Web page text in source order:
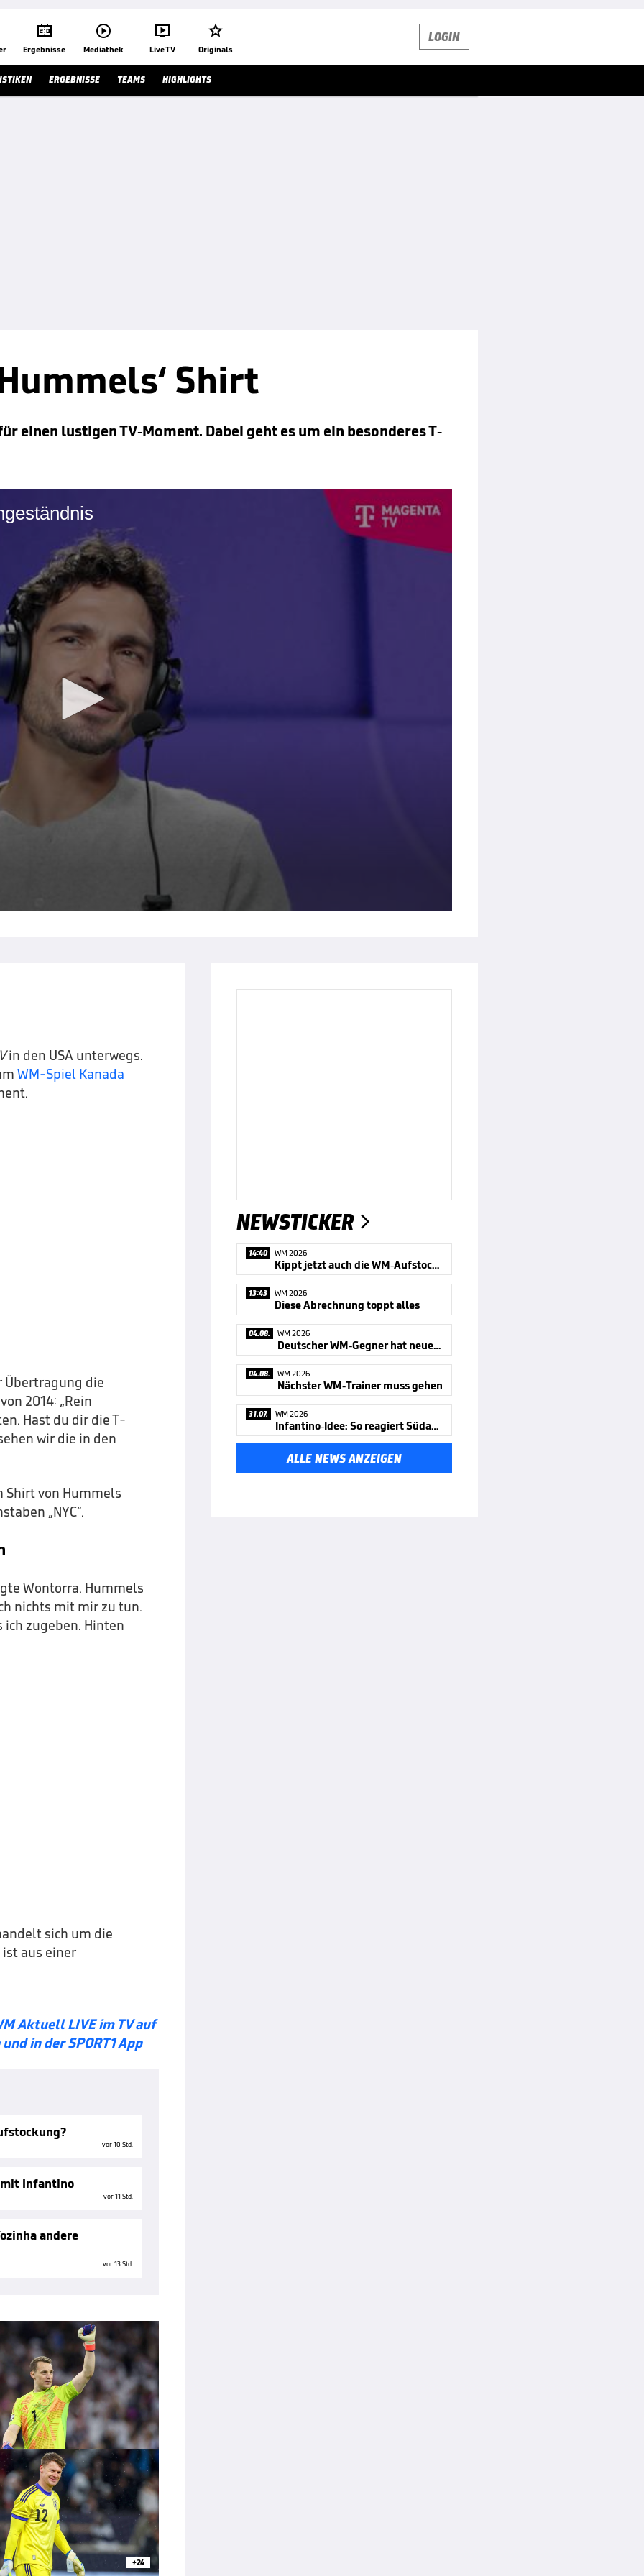

Ergebnisse

Mediathek

Live TV

Originals
LOGIN
ERGEBNISSE TEAMS HIGHLIGHTS
Shirt
einen lustigen TV-Moment. Dabei geht es um ein besonderes T-
in den USA unterwegs.
WM-Spiel Kanada
Übertragung die
2014: „Rein
Hast du dir die T-
wir die in den
Shirt von Hummels
„NYC“.
Wontorra. Hummels
nichts mit mir zu tun.
ich zugeben. Hinten
sich um die
aus einer
Aktuell LIVE im TV auf
in der SPORT1 App
vor 10 Std.
Infantino
vor 11 Std.
andere
vor 13 Std.
+24
NEWSTICKER 
14:40 WM 2026
Kippt jetzt auch die WM-Aufstockung?
13:43 WM 2026
Diese Abrechnung toppt alles
04.08. WM 2026
Deutscher WM-Gegner hat neuen Trainer
04.08. WM 2026
Nächster WM-Trainer muss gehen
31.07. WM 2026
Infantino-Idee: So reagiert Südamerika
ALLE NEWS ANZEIGEN